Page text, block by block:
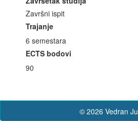
Završni ispit
Trajanje
6 semestara
ECTS bodovi
90
© 2026 Vedran